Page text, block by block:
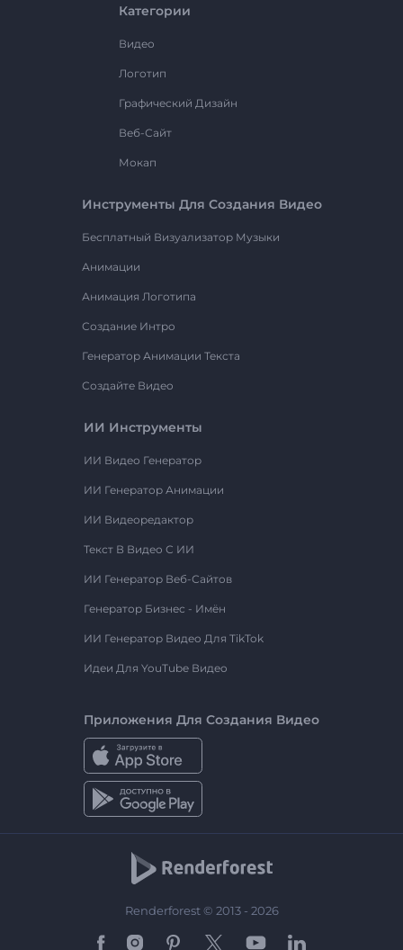
Категории
Видео
Логотип
Графический Дизайн
Веб-Сайт
Мокап
Инструменты Для Создания Видео
Бесплатный Визуализатор Музыки
Анимации
Анимация Логотипа
Создание Интро
Генератор Анимации Текста
Создайте Видео
ИИ Инструменты
ИИ Видео Генератор
ИИ Генератор Анимации
ИИ Видеоредактор
Текст В Видео С ИИ
ИИ Генератор Веб-Сайтов
Генератор Бизнес - Имён
ИИ Генератор Видео Для TikTok
Идеи Для YouTube Видео
Приложения Для Создания Видео
Renderforest © 2013 - 2026